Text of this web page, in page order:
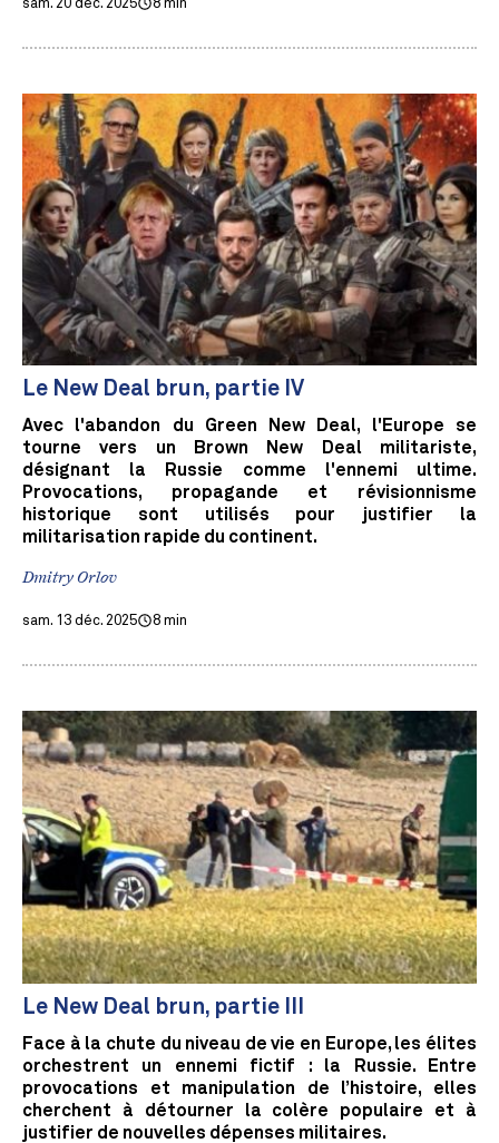
sam. 20 déc. 2025 8 min
Le New Deal brun, partie IV
Avec l'abandon du Green New Deal, l'Europe se
tourne vers un Brown New Deal militariste,
désignant la Russie comme l'ennemi ultime.
Provocations, propagande et révisionnisme
historique sont utilisés pour justifier la
militarisation rapide du continent.
Dmitry Orlov
sam. 13 déc. 2025 8 min
Le New Deal brun, partie III
Face à la chute du niveau de vie en Europe, les élites
orchestrent un ennemi fictif : la Russie. Entre
provocations et manipulation de l’histoire, elles
cherchent à détourner la colère populaire et à
justifier de nouvelles dépenses militaires.